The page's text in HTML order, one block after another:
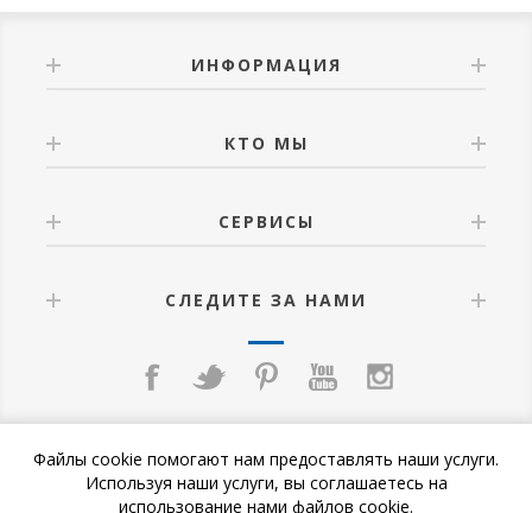
ИНФОРМАЦИЯ
КТО МЫ
СЕРВИСЫ
СЛЕДИТЕ ЗА НАМИ
Файлы cookie помогают нам предоставлять наши услуги.
Используя наши услуги, вы соглашаетесь на
использование нами файлов cookie.